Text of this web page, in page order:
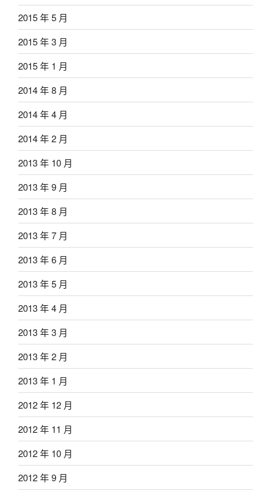
2015 年 5 月
2015 年 3 月
2015 年 1 月
2014 年 8 月
2014 年 4 月
2014 年 2 月
2013 年 10 月
2013 年 9 月
2013 年 8 月
2013 年 7 月
2013 年 6 月
2013 年 5 月
2013 年 4 月
2013 年 3 月
2013 年 2 月
2013 年 1 月
2012 年 12 月
2012 年 11 月
2012 年 10 月
2012 年 9 月